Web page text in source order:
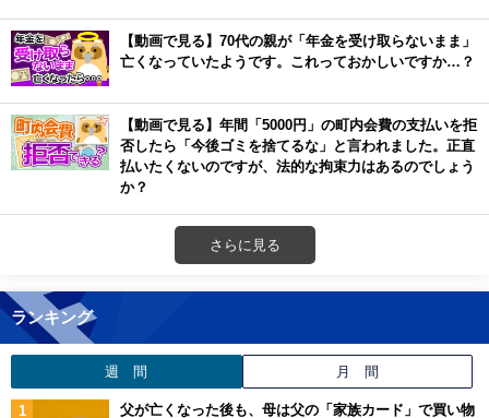
【動画で見る】70代の親が「年金を受け取らないまま」
亡くなっていたようです。これっておかしいですか…？
【動画で見る】年間「5000円」の町内会費の支払いを拒
否したら「今後ゴミを捨てるな」と言われました。正直
払いたくないのですが、法的な拘束力はあるのでしょう
か？
さらに見る
ランキング
週 間 月 間
父が亡くなった後も、母は父の「家族カード」で買い物